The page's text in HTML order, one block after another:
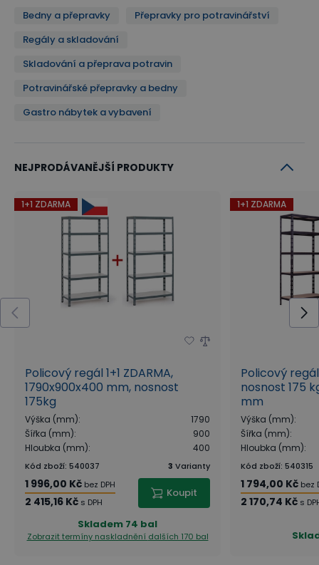
Bedny a přepravky
Přepravky pro potravinářství
Regály a skladování
Skladování a přeprava potravin
Potravinářské přepravky a bedny
Gastro nábytek a vybavení
NEJPRODÁVANĚJŠÍ PRODUKTY
1+1 ZDARMA
Policový regál 1+1 ZDARMA,
1790x900x400 mm, nosnost
175kg
Výška (mm):
1790
Šířka (mm):
900
Hloubka (mm): 400
Kód zboží: 540037 3 Varianty
1 996,00 Kč bez DPH
2 415,16 Kč s DPH
Koupit
Skladem 74 bal
Zobrazit termíny naskladnění dalších 170 bal
1+1 ZDARMA
Policový regál
nosnost 175
mm
Výška (mm):
Šířka (mm):
Hloubka (mm):
Kód zboží: 540315
1 794,00 Kč bez
2 170,74 Kč s